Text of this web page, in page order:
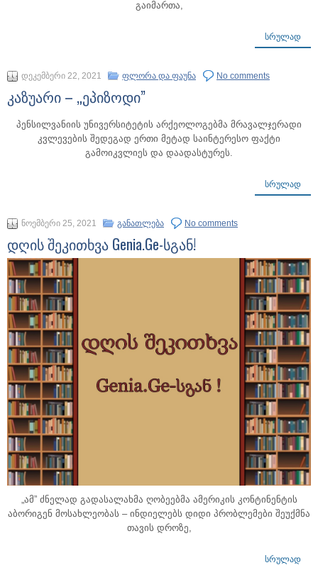
გაიმართა,
ᲡᲠᲣᲚᲐᲓ
დეკემბერი 22, 2021 ფლორა და ფაუნა No comments
კაზუარი – „ეპიზოდი”
პენსილვანიის უნივერსიტეტის არქეოლოგებმა მრავალჯერადი
კვლევების შედეგად ერთი მეტად საინტერესო ფაქტი
გამოიკვლიეს და დაადასტურეს.
ᲡᲠᲣᲚᲐᲓ
ნოემბერი 25, 2021 განათლება No comments
დღის შეკითხვა Genia.Ge-სგან!
„ამ” ძნელად გადასალახმა ღობეებმა ამერიკის კონტინენტის
აბორიგენ მოსახლეობას – ინდიელებს დიდი პრობლემები შეუქმნა
თავის დროზე,
ᲡᲠᲣᲚᲐᲓ